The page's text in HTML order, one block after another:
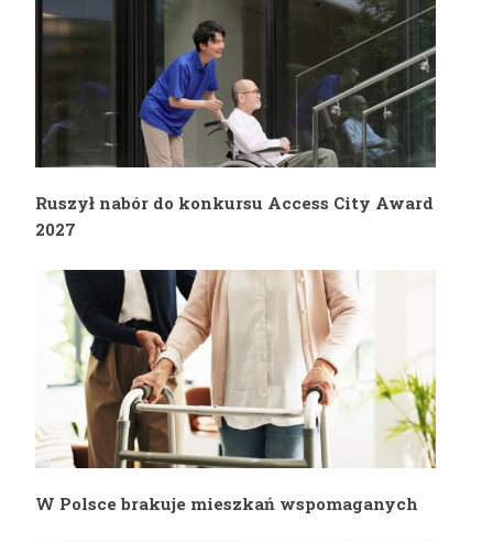
Ruszył nabór do konkursu Access City Award
2027
W Polsce brakuje mieszkań wspomaganych